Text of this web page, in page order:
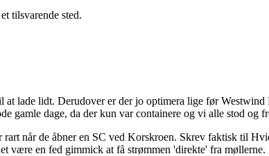
tilsvarende sted.
lade lidt. Derudover er der jo optimera lige før
gamle dage, da der kun var containere og vi alle stod og
når de åbner en SC ved Korskroen. Skrev faktisk til
være en fed gimmick at få strømmen 'direkte' fra møllerne.